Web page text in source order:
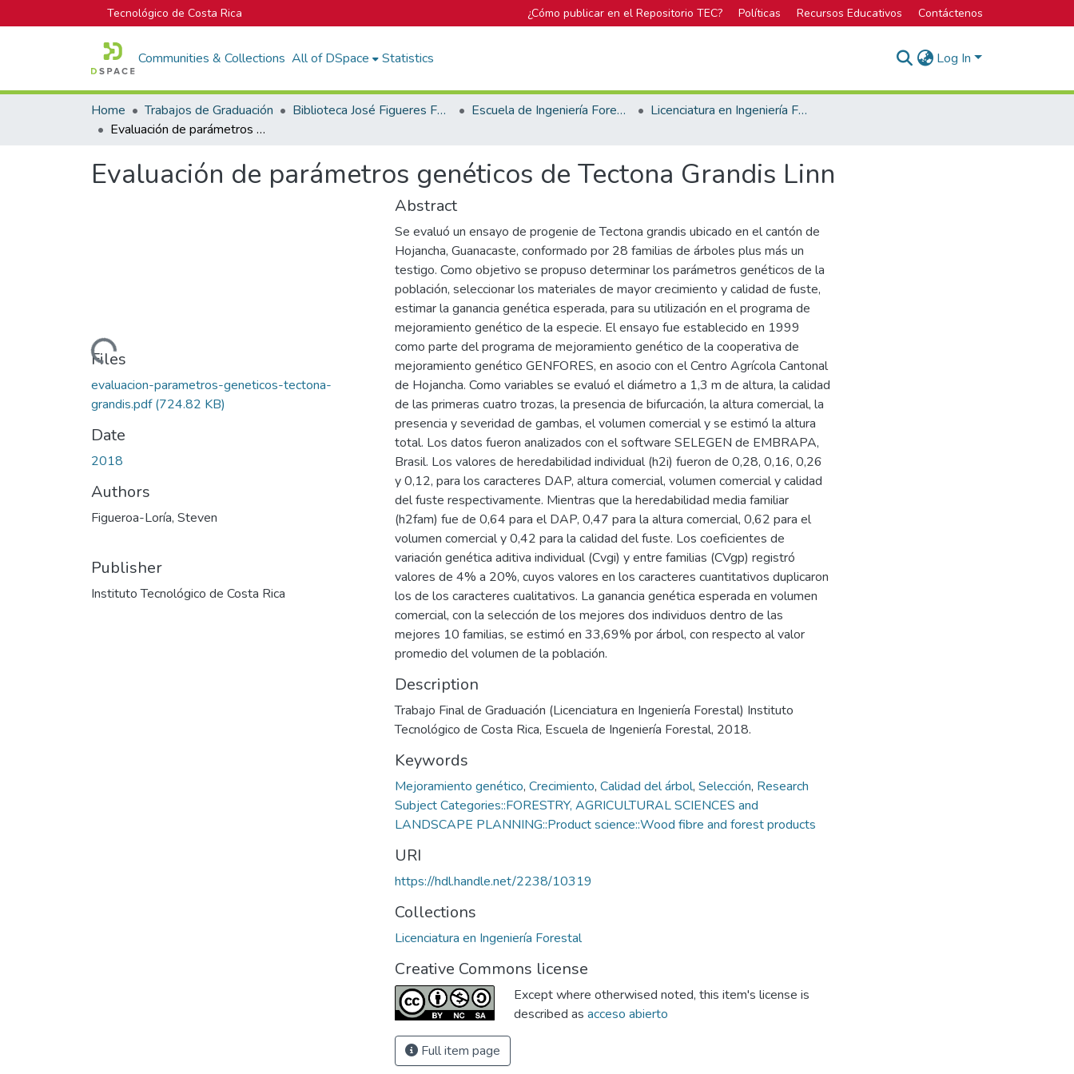
Tecnológico de Costa Rica ¿Cómo publicar en el Repositorio TEC? Políticas Recursos Educativos Contáctenos
Communities & Collections All of DSpace Statistics Log In
Home Trabajos de Graduación Biblioteca José Figueres Ferrer Escuela de Ingeniería Forestal
Licenciatura en Ingeniería Forestal
Evaluación de parámetros genéticos de Tectona Grandis Linn
Evaluación de parámetros genéticos de Tectona Grandis Linn
Loading...
Files
evaluacion-parametros-geneticos-tectona-
grandis.pdf(724.82 KB)
Date
2018
Authors
Figueroa-Loría, Steven
Publisher
Instituto Tecnológico de Costa Rica
Abstract
Se evaluó un ensayo de progenie de Tectona grandis ubicado en el cantón de
Hojancha, Guanacaste, conformado por 28 familias de árboles plus más un
testigo. Como objetivo se propuso determinar los parámetros genéticos de la
población, seleccionar los materiales de mayor crecimiento y calidad de fuste,
estimar la ganancia genética esperada, para su utilización en el programa de
mejoramiento genético de la especie. El ensayo fue establecido en 1999
como parte del programa de mejoramiento genético de la cooperativa de
mejoramiento genético GENFORES, en asocio con el Centro Agrícola Cantonal
de Hojancha. Como variables se evaluó el diámetro a 1,3 m de altura, la calidad
de las primeras cuatro trozas, la presencia de bifurcación, la altura comercial, la
presencia y severidad de gambas, el volumen comercial y se estimó la altura
total. Los datos fueron analizados con el software SELEGEN de EMBRAPA,
Brasil. Los valores de heredabilidad individual (h2i) fueron de 0,28, 0,16, 0,26
y 0,12, para los caracteres DAP, altura comercial, volumen comercial y calidad
del fuste respectivamente. Mientras que la heredabilidad media familiar
(h2fam) fue de 0,64 para el DAP, 0,47 para la altura comercial, 0,62 para el
volumen comercial y 0,42 para la calidad del fuste. Los coeficientes de
variación genética aditiva individual (Cvgi) y entre familias (CVgp) registró
valores de 4% a 20%, cuyos valores en los caracteres cuantitativos duplicaron
los de los caracteres cualitativos. La ganancia genética esperada en volumen
comercial, con la selección de los mejores dos individuos dentro de las
mejores 10 familias, se estimó en 33,69% por árbol, con respecto al valor
promedio del volumen de la población.
Description
Trabajo Final de Graduación (Licenciatura en Ingeniería Forestal) Instituto
Tecnológico de Costa Rica, Escuela de Ingeniería Forestal, 2018.
Keywords
Mejoramiento genético, Crecimiento, Calidad del árbol, Selección, Research
Subject Categories::FORESTRY, AGRICULTURAL SCIENCES and
LANDSCAPE PLANNING::Product science::Wood fibre and forest products
URI
https://hdl.handle.net/2238/10319
Collections
Licenciatura en Ingeniería Forestal
Creative Commons license
Except where otherwised noted, this item's license is
described as acceso abierto
Full item page